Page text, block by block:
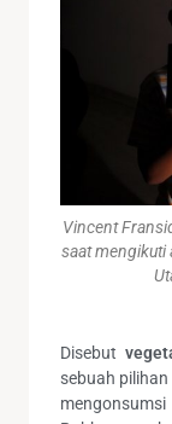
Vincent
saat mengikuti
Disebut
sebuah